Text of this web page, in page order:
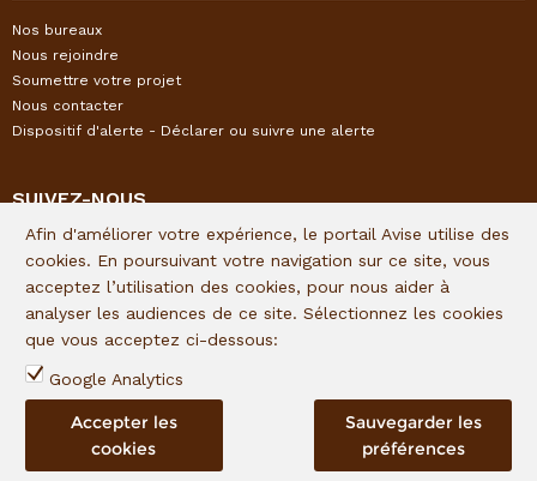
Nos bureaux
Nous rejoindre
Soumettre votre projet
Nous contacter
Dispositif d'alerte - Déclarer ou suivre une alerte
SUIVEZ-NOUS
Restez informés de l'actualité I&P en vous inscrivant à notre
newsletter trimestrielle :
Lien d'inscription
Suivez I&P sur les réseaux sociaux :
Afin d'améliorer votre expérience, le portail Avise utilise des
cookies. En poursuivant votre navigation sur ce site, vous
acceptez l’utilisation des cookies, pour nous aider à
analyser les audiences de ce site. Sélectionnez les cookies
que vous acceptez ci-dessous:
Google Analytics
Sauvegarder les
préférences
Accepter les
cookies